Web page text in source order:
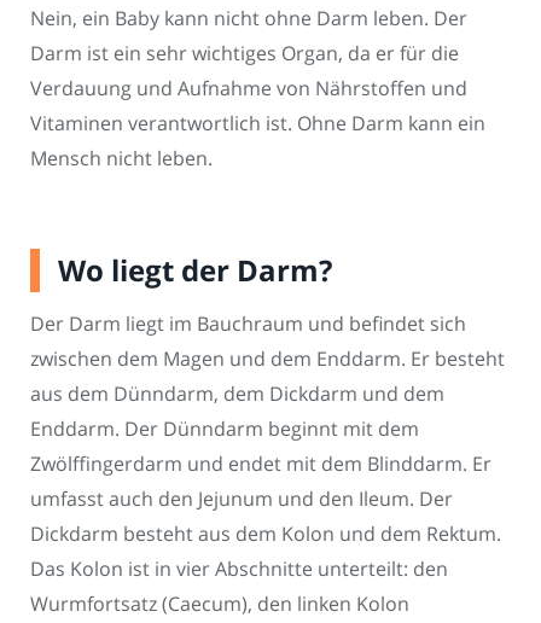
Nein, ein Baby kann nicht ohne Darm leben. Der
Darm ist ein sehr wichtiges Organ, da er für die
Verdauung und Aufnahme von Nährstoffen und
Vitaminen verantwortlich ist. Ohne Darm kann ein
Mensch nicht leben.
Wo liegt der Darm?
Der Darm liegt im Bauchraum und befindet sich
zwischen dem Magen und dem Enddarm. Er besteht
aus dem Dünndarm, dem Dickdarm und dem
Enddarm. Der Dünndarm beginnt mit dem
Zwölffingerdarm und endet mit dem Blinddarm. Er
umfasst auch den Jejunum und den Ileum. Der
Dickdarm besteht aus dem Kolon und dem Rektum.
Das Kolon ist in vier Abschnitte unterteilt: den
Wurmfortsatz (Caecum), den linken Kolon